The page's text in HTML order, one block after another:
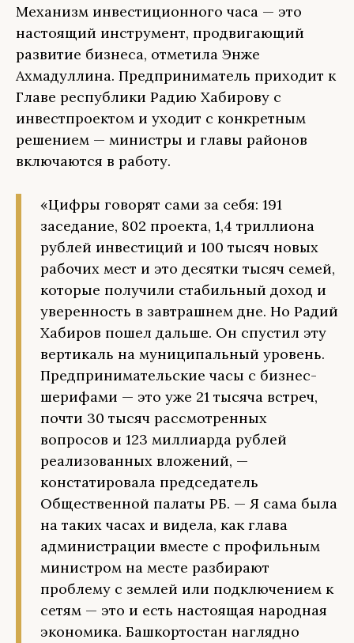
Механизм инвестиционного часа — это
настоящий инструмент, продвигающий
развитие бизнеса, отметила Энже
Ахмадуллина. Предприниматель приходит к
Главе республики Радию Хабирову с
инвестпроектом и уходит с конкретным
решением — министры и главы районов
включаются в работу.
«Цифры говорят сами за себя: 191
заседание, 802 проекта, 1,4 триллиона
рублей инвестиций и 100 тысяч новых
рабочих мест и это десятки тысяч семей,
которые получили стабильный доход и
уверенность в завтрашнем дне. Но Радий
Хабиров пошел дальше. Он спустил эту
вертикаль на муниципальный уровень.
Предпринимательские часы с бизнес-
шерифами — это уже 21 тысяча встреч,
почти 30 тысяч рассмотренных
вопросов и 123 миллиарда рублей
реализованных вложений, —
констатировала председатель
Общественной палаты РБ. — Я сама была
на таких часах и видела, как глава
администрации вместе с профильным
министром на месте разбирают
проблему с землей или подключением к
сетям — это и есть настоящая народная
экономика. Башкортостан наглядно